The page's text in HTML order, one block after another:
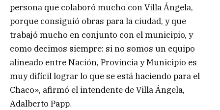
persona que colaboró mucho con Villa Ángela,
porque consiguió obras para la ciudad, y que
trabajó mucho en conjunto con el municipio, y
como decimos siempre: si no somos un equipo
alineado entre Nación, Provincia y Municipio es
muy difícil lograr lo que se está haciendo para el
Chaco», afirmó el intendente de Villa Ángela,
Adalberto Papp.